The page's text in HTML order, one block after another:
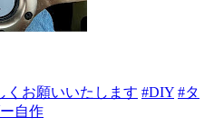
くお願いいたします #DIY #タ
自作